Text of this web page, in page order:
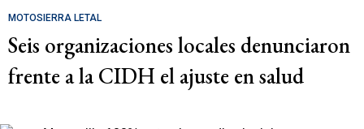
MOTOSIERRA LETAL
Seis organizaciones locales denunciaron
frente a la CIDH el ajuste en salud